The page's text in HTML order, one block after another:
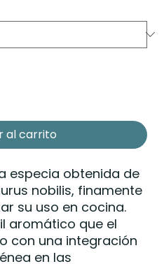
al carrito
especia obtenida de
nobilis, finamente
su uso en cocina.
aromático que el
con una integración
en las